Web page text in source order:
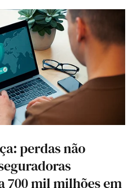
perdas não
700 mil milhões em